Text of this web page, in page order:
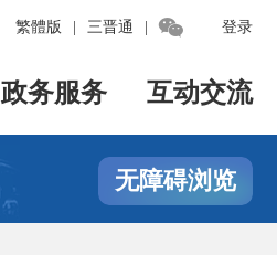
登录
繁體版 三晋通 
政务服务 互动交流
无障碍浏览